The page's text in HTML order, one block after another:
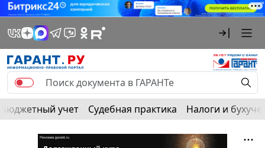
Бюджетный учет Судебная практика Налоги и